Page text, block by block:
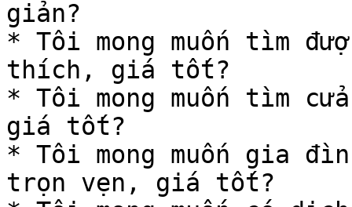
giản?
* Tôi mong muốn tìm
thích, giá tốt?
* Tôi mong muốn tìm
giá tốt?
* Tôi mong muốn gia
trọn vẹn, giá tốt?